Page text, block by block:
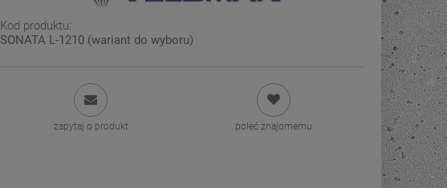
Kod produktu:
SONATA L-1210 (wariant do wyboru)
zapytaj o produkt poleć znajomemu